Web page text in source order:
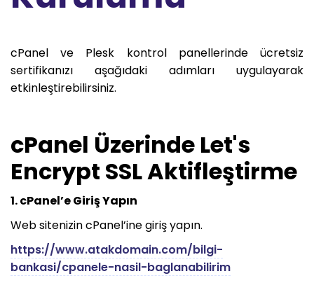
cPanel ve Plesk kontrol panellerinde ücretsiz
sertifikanızı aşağıdaki adımları uygulayarak
etkinleştirebilirsiniz.
cPanel Üzerinde Let's
Encrypt SSL Aktifleştirme
1. cPanel’e Giriş Yapın
Web sitenizin cPanel’ine giriş yapın.
https://www.atakdomain.com/bilgi-
bankasi/cpanele-nasil-baglanabilirim